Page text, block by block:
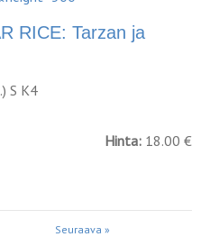
RICE: Tarzan ja
S K4
Hinta: 18.00 €
Seuraava »